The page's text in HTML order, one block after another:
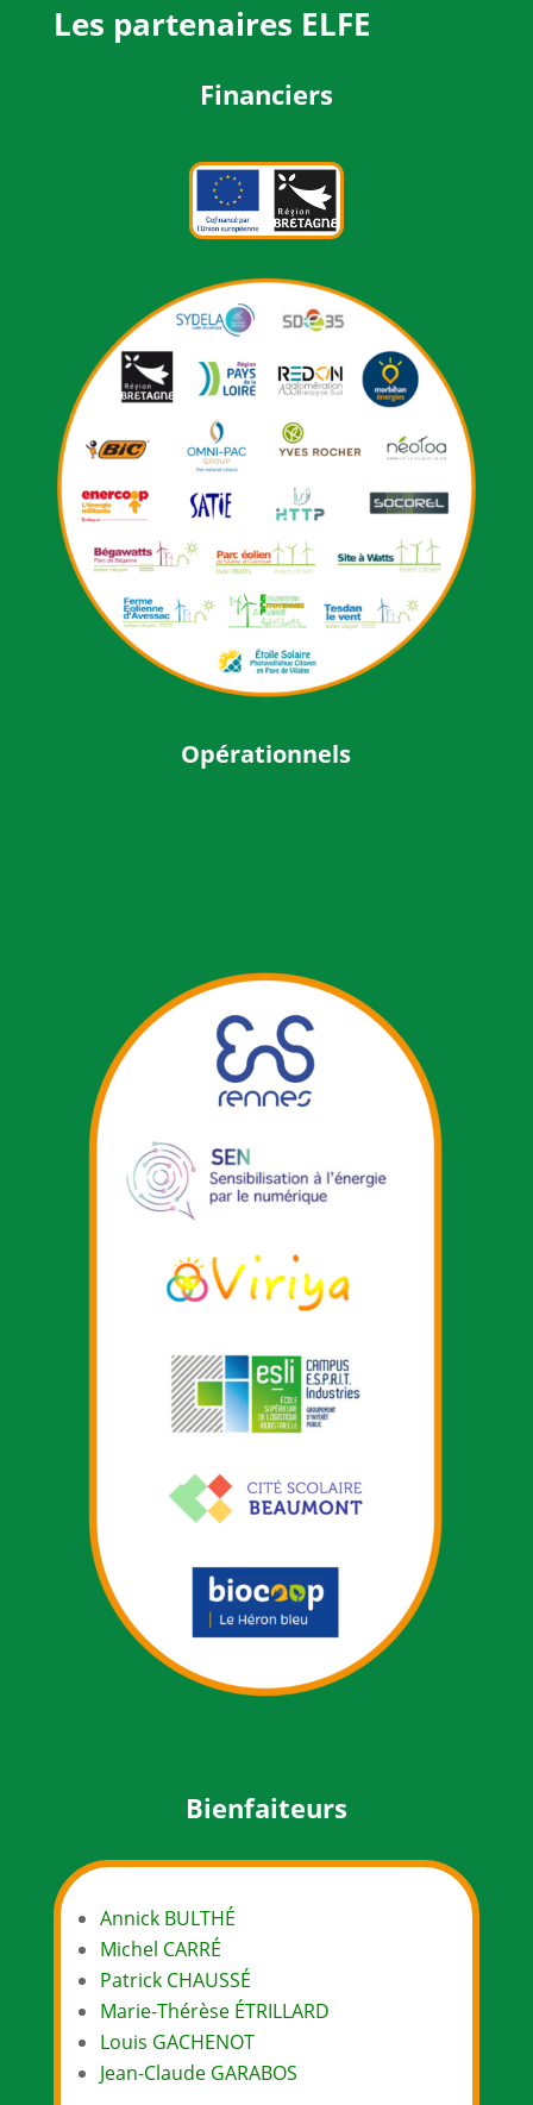
Les partenaires ELFE
Financiers
Opérationnels
Bienfaiteurs
Annick BULTHÉ
Michel CARRÉ
Patrick CHAUSSÉ
Marie-Thérèse ÉTRILLARD
Louis GACHENOT
Jean-Claude GARABOS